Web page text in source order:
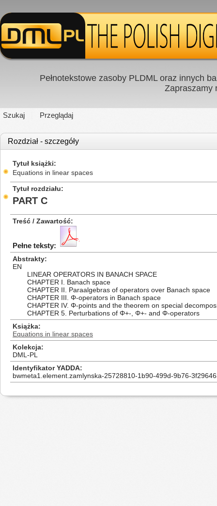
Pełnotekstowe zasoby PLDML oraz innych
Zapraszamy
Szukaj Przeglądaj
Rozdział - szczegóły
Tytuł książki
Equations in linear spaces
Tytuł rozdziału
PART C
Treść / Zawartość
Pełne teksty:
Abstrakty
EN
LINEAR OPERATORS IN BANACH SPACE
CHAPTER I. Banach space
CHAPTER II. Paraalgebras of operators over Banach space
CHAPTER III. Φ-operators in Banach space
CHAPTER IV. Φ-points and the theorem on special
CHAPTER 5. Perturbations of Φ+-, Φ+- and Φ-operators
Książka
Equations in linear spaces
Kolekcja
DML-PL
Identyfikator YADDA
bwmeta1.element.zamlynska-25728810-1b90-499d-9b76-